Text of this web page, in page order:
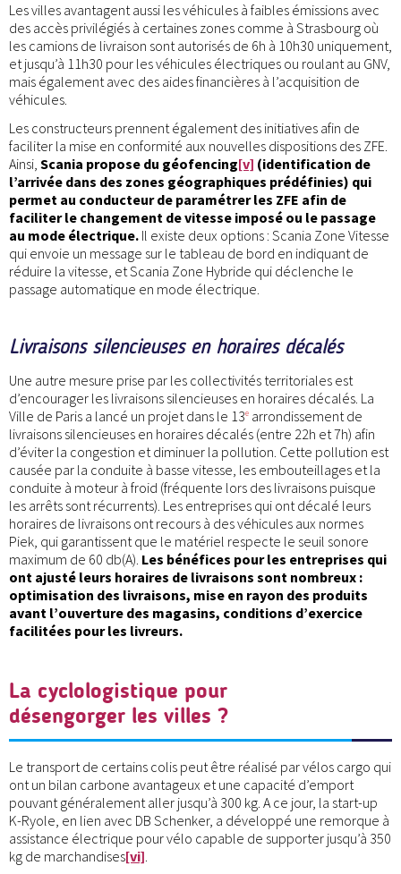
Les villes avantagent aussi les véhicules à faibles émissions avec
des accès privilégiés à certaines zones comme à Strasbourg où
les camions de livraison sont autorisés de 6h à 10h30 uniquement,
et jusqu’à 11h30 pour les véhicules électriques ou roulant au GNV,
mais également avec des aides financières à l’acquisition de
véhicules.
Les constructeurs prennent également des initiatives afin de
faciliter la mise en conformité aux nouvelles dispositions des ZFE.
Ainsi, Scania propose du géofencing[v] (identification de
l’arrivée dans des zones géographiques prédéfinies) qui
permet au conducteur de paramétrer les ZFE afin de
faciliter le changement de vitesse imposé ou le passage
au mode électrique. Il existe deux options : Scania Zone Vitesse
qui envoie un message sur le tableau de bord en indiquant de
réduire la vitesse, et Scania Zone Hybride qui déclenche le
passage automatique en mode électrique.
Livraisons silencieuses en horaires décalés
Une autre mesure prise par les collectivités territoriales est
d’encourager les livraisons silencieuses en horaires décalés. La
Ville de Paris a lancé un projet dans le 13e arrondissement de
livraisons silencieuses en horaires décalés (entre 22h et 7h) afin
d’éviter la congestion et diminuer la pollution. Cette pollution est
causée par la conduite à basse vitesse, les embouteillages et la
conduite à moteur à froid (fréquente lors des livraisons puisque
les arrêts sont récurrents). Les entreprises qui ont décalé leurs
horaires de livraisons ont recours à des véhicules aux normes
Piek, qui garantissent que le matériel respecte le seuil sonore
maximum de 60 db(A). Les bénéfices pour les entreprises qui
ont ajusté leurs horaires de livraisons sont nombreux :
optimisation des livraisons, mise en rayon des produits
avant l’ouverture des magasins, conditions d’exercice
facilitées pour les livreurs.
La cyclologistique pour
désengorger les villes ?
Le transport de certains colis peut être réalisé par vélos cargo qui
ont un bilan carbone avantageux et une capacité d’emport
pouvant généralement aller jusqu’à 300 kg. A ce jour, la start-up
K-Ryole, en lien avec DB Schenker, a développé une remorque à
assistance électrique pour vélo capable de supporter jusqu’à 350
kg de marchandises[vi]